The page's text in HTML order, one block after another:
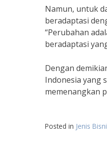
Namun, untuk
beradaptasi
“Perubahan
beradaptasi
Dengan
Indonesia yang
memenangkan
Posted in Jenis